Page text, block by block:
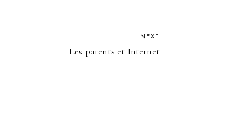
NEXT
Les parents et Internet